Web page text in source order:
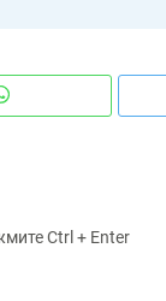
Ctrl + Enter